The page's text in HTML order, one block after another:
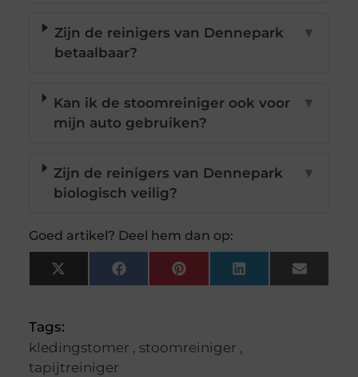
Zijn de reinigers van Dennepark
betaalbaar?
▼
Kan ik de stoomreiniger ook voor
mijn auto gebruiken?
▼
Zijn de reinigers van Dennepark
biologisch veilig?
▼
Goed artikel? Deel hem dan op:
X
(Twitter)
FacebookPinterestLinkedInEmail
Tags:
kledingstomer , stoomreiniger ,
tapijtreiniger